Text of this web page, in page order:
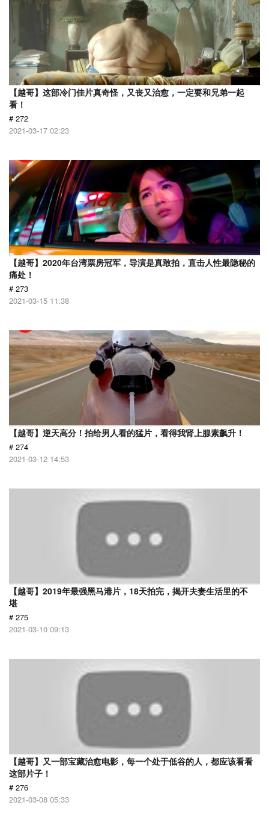
【越哥】这部冷门佳片真奇怪，又丧又治愈，一定要和兄弟一起
看！
# 272
2021-03-17 02:23
【越哥】2020年台湾票房冠军，导演是真敢拍，直击人性最隐秘的
痛处！
# 273
2021-03-15 11:38
【越哥】逆天高分！拍给男人看的猛片，看得我肾上腺素飙升！
# 274
2021-03-12 14:53
【越哥】2019年最强黑马港片，18天拍完，揭开夫妻生活里的不
堪
# 275
2021-03-10 09:13
【越哥】又一部宝藏治愈电影，每一个处于低谷的人，都应该看看
这部片子！
# 276
2021-03-08 05:33